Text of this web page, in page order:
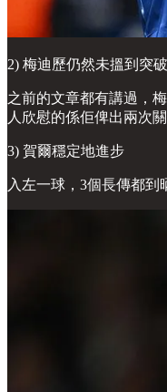
2) 梅迪歷仍然未搵到突
之前的文章都有講過，
人欣慰的係佢俾出兩次
3) 賀爾穩定地進步
入左一球，3個長傳都到